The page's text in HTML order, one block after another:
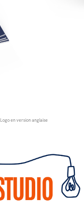
Logo en version anglaise